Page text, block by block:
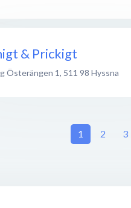
& Prickigt
Österängen 1, 511 98 Hyssna
1 2 3